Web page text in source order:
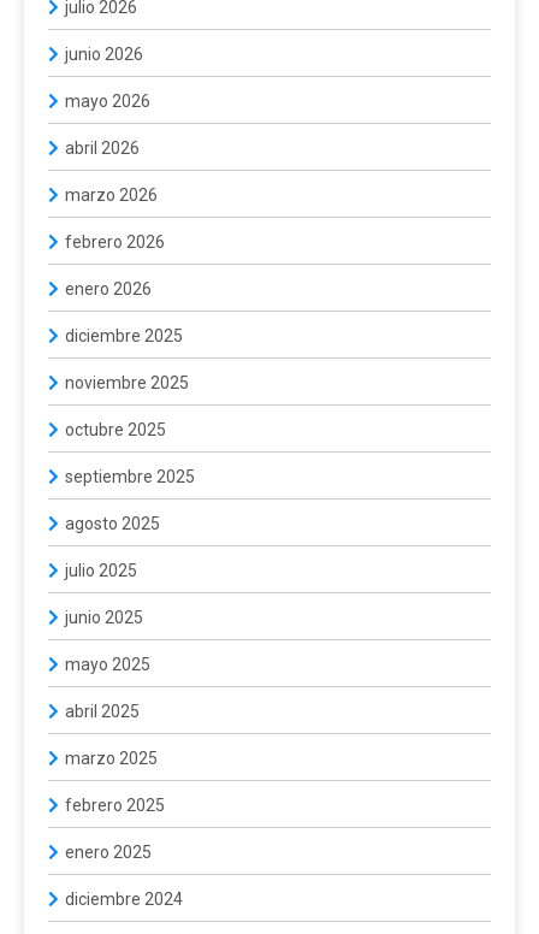
julio 2026
junio 2026
mayo 2026
abril 2026
marzo 2026
febrero 2026
enero 2026
diciembre 2025
noviembre 2025
octubre 2025
septiembre 2025
agosto 2025
julio 2025
junio 2025
mayo 2025
abril 2025
marzo 2025
febrero 2025
enero 2025
diciembre 2024